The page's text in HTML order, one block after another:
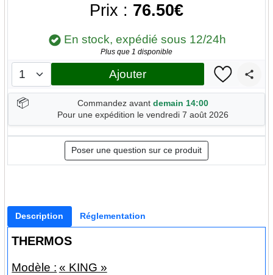
Prix : 76.50€
En stock, expédié sous 12/24h
Plus que 1 disponible
Ajouter
📦 Commandez avant demain 14:00
Pour une expédition le vendredi 7 août 2026
Poser une question sur ce produit
Description Réglementation
THERMOS
Modèle : « KING »